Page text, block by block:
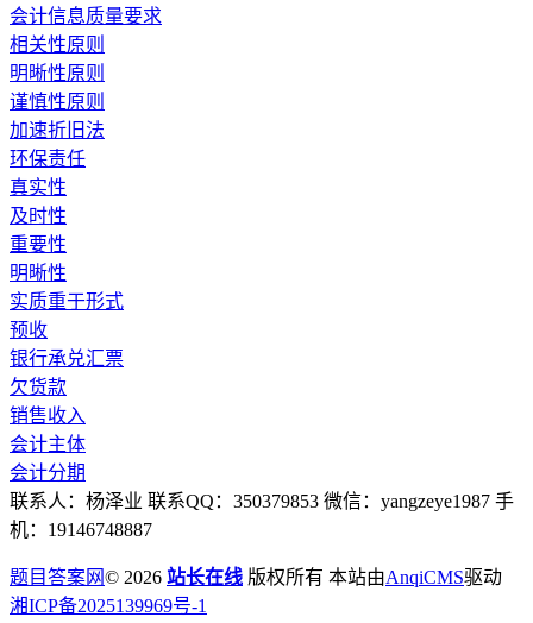
会计信息质量要求
相关性原则
明晰性原则
谨慎性原则
加速折旧法
环保责任
真实性
及时性
重要性
明晰性
实质重于形式
预收
银行承兑汇票
欠货款
销售收入
会计主体
会计分期
联系人：杨泽业 联系QQ：350379853 微信：yangzeye1987 手
机：19146748887
题目答案网© 2026 站长在线 版权所有 本站由AnqiCMS驱动
湘ICP备2025139969号-1